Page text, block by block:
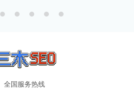
全国服务热线